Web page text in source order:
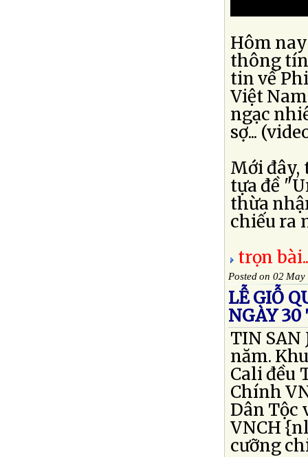
Hôm
thông tín
tin về
Việt
ngạc
sợ...
Mới đây,
tựa đề
thừa
chiếu ra
trọn
Posted on 02 May
LỄ GIỖ
NGÀY
TIN SAN
năm.
Cali đều
Chính
Dân Tộc
VNCH
cưỡng